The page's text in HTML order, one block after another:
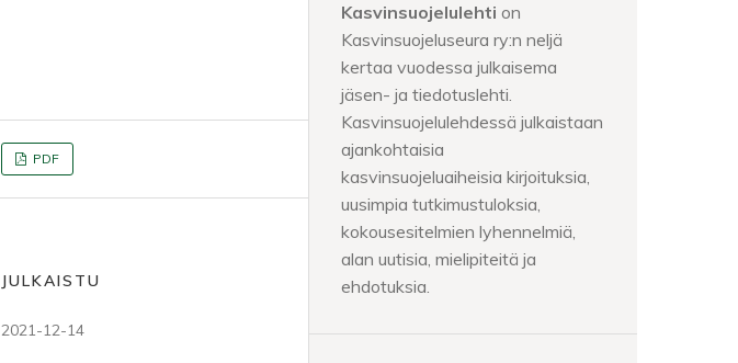
PDF
JULKAISTU
2021-12-14
Kasvinsuojelulehti on
Kasvinsuojeluseura ry:n neljä
kertaa vuodessa julkaisema
jäsen- ja tiedotuslehti.
Kasvinsuojelulehdessä julkaistaan
ajankohtaisia
kasvinsuojeluaiheisia kirjoituksia,
uusimpia tutkimustuloksia,
kokousesitelmien lyhennelmiä,
alan uutisia, mielipiteitä ja
ehdotuksia.